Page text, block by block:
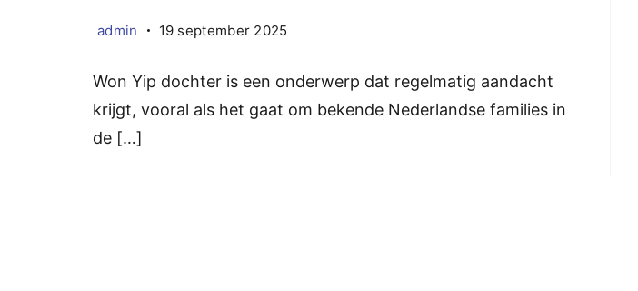
admin 19 september 2025
Won Yip dochter is een onderwerp dat regelmatig aandacht
krijgt, vooral als het gaat om bekende Nederlandse families in
de […]